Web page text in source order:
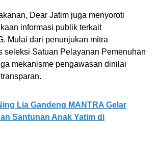
Dear Jatim juga menyoroti
informasi publik terkait
Mulai dari penunjukan mitra
seleksi Satuan Pelayanan Pemenuhan
mekanisme pengawasan dinilai
Lia Gandeng MANTRA Gelar
Santunan Anak Yatim di